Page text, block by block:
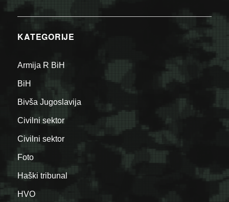
KATEGORIJE
Armija R BiH
BiH
Bivša Jugoslavija
Civilni sektor
Civilni sektor
Foto
Haški tribunal
HVO